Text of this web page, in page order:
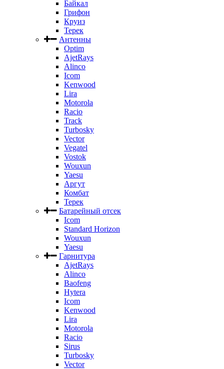
Байкал
Грифон
Круиз
Терек
Антенны
Optim
AjetRays
Alinco
Icom
Kenwood
Lira
Motorola
Racio
Track
Turbosky
Vector
Vegatel
Vostok
Wouxun
Yaesu
Аргут
Комбат
Терек
Батарейный отсек
Icom
Standard Horizon
Wouxun
Yaesu
Гарнитура
AjetRays
Alinco
Baofeng
Hytera
Icom
Kenwood
Lira
Motorola
Racio
Sirus
Turbosky
Vector